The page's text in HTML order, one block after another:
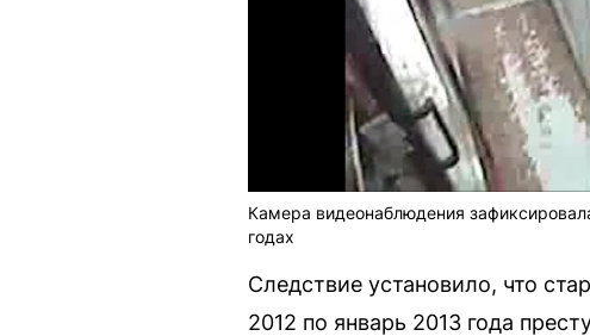
Камера видеонаблюдения
годах
Следствие установило, что
2012 по январь 2013 года